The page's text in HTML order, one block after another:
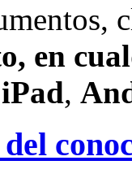
en
iPad,